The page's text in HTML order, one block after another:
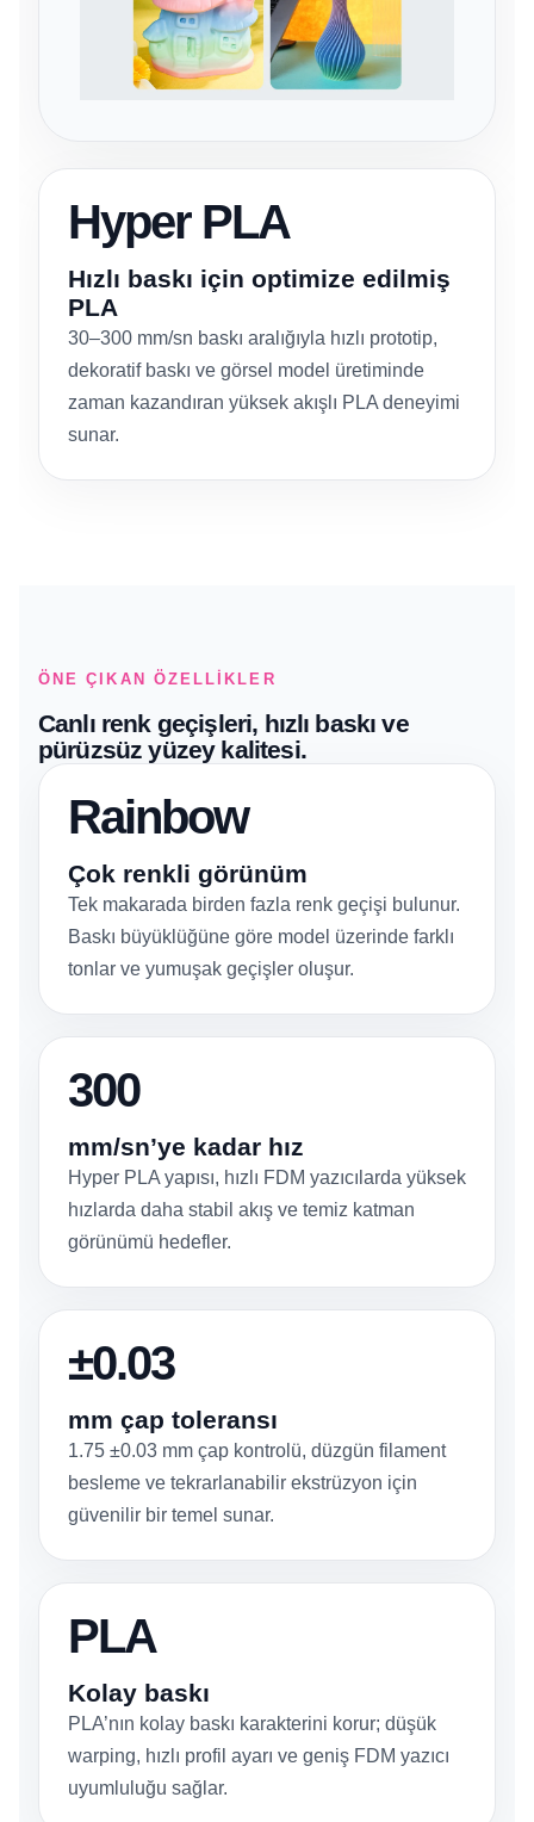
Hyper PLA
Hızlı baskı için optimize edilmiş
PLA
30–300 mm/sn baskı aralığıyla hızlı prototip,
dekoratif baskı ve görsel model üretiminde
zaman kazandıran yüksek akışlı PLA deneyimi
sunar.
ÖNE ÇIKAN ÖZELLIKLER
Canlı renk geçişleri, hızlı baskı ve
pürüzsüz yüzey kalitesi.
Rainbow
Çok renkli görünüm
Tek makarada birden fazla renk geçişi bulunur.
Baskı büyüklüğüne göre model üzerinde farklı
tonlar ve yumuşak geçişler oluşur.
300
mm/sn’ye kadar hız
Hyper PLA yapısı, hızlı FDM yazıcılarda yüksek
hızlarda daha stabil akış ve temiz katman
görünümü hedefler.
±0.03
mm çap toleransı
1.75 ±0.03 mm çap kontrolü, düzgün filament
besleme ve tekrarlanabilir ekstrüzyon için
güvenilir bir temel sunar.
PLA
Kolay baskı
PLA’nın kolay baskı karakterini korur; düşük
warping, hızlı profil ayarı ve geniş FDM yazıcı
uyumluluğu sağlar.